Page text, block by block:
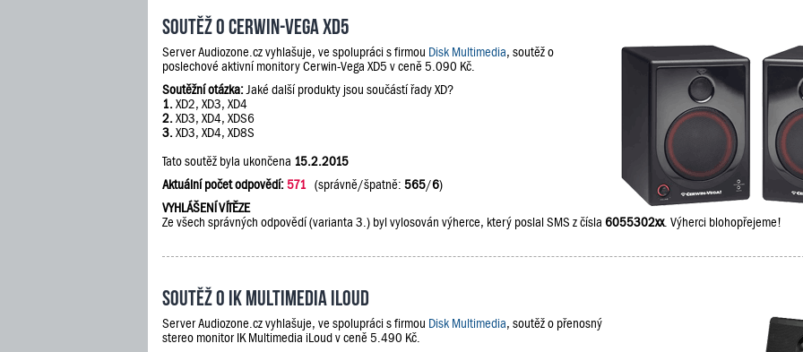
Soutěž o Cerwin-Vega XD5
Server Audiozone.cz vyhlašuje, ve spolupráci s firmou Disk Multimedia, soutěž o
poslechové aktivní monitory Cerwin-Vega XD5 v ceně 5.090 Kč.
Soutěžní otázka: Jaké další produkty jsou součástí řady XD?
1. XD2, XD3, XD4
2. XD3, XD4, XDS6
3. XD3, XD4, XD8S
Tato soutěž byla ukončena 15.2.2015
Aktuální počet odpovědí:571 (správně/špatně: 565/6)
VYHLÁŠENÍ VÍTĚZE
Ze všech správných odpovědí (varianta 3.) byl vylosován výherce, který poslal SMS z čísla 6055302xx. Výherci blohopřejeme!
Soutěž o IK Multimedia iLoud
Server Audiozone.cz vyhlašuje, ve spolupráci s firmou Disk Multimedia, soutěž o přenosný
stereo monitor IK Multimedia iLoud v ceně 5.490 Kč.